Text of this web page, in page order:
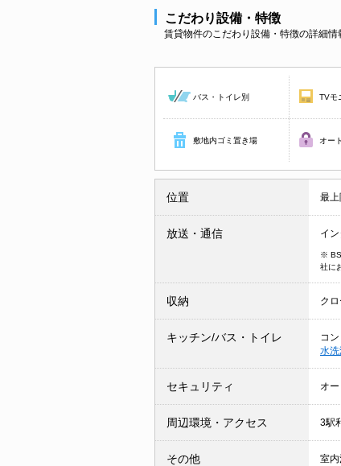
こだわり設備・特徴
賃貸物件のこだわり設備・特徴の詳細情
バス・トイレ別 TVモ
敷地内ゴミ置き場 オー
位置 最上
放送・通信 イ
※ BS
社に
収納 ク
キッチン/バス・トイレ コ
水洗
セキュリティ オー
周辺環境・アクセス 3駅
その他 室内